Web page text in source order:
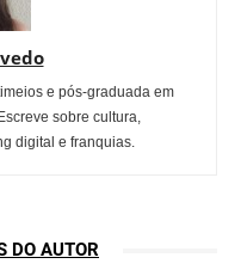
e pós-graduada em
sobre cultura,
digital e franquias.
DO AUTOR